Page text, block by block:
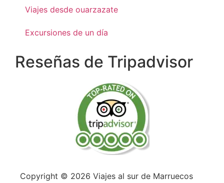
Viajes desde ouarzazate
Excursiones de un día
Reseñas de Tripadvisor
Copyright © 2026 Viajes al sur de Marruecos